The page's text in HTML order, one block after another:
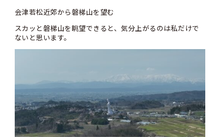
会津若松近郊から磐梯山を望む
スカッと磐梯山を眺望できると、気分上がるのは私だけで
ないと思います。